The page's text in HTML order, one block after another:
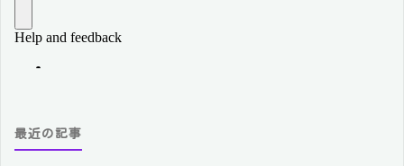
最近の記事